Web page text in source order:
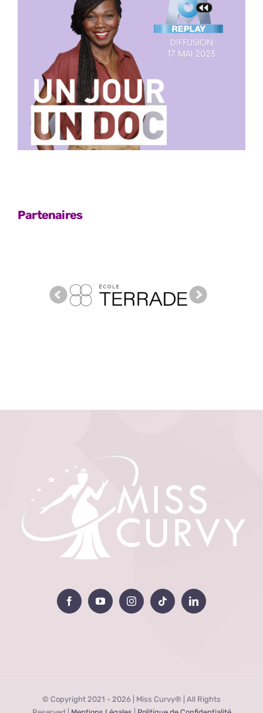
Partenaires
© Copyright 2021 - 2026 | Miss Curvy® | All Rights